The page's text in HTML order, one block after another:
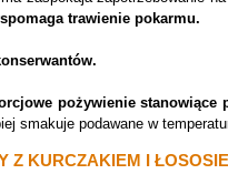
trawienie pokarmu.
pożywienie
smakuje podawane w
Z KURCZAKIEM I